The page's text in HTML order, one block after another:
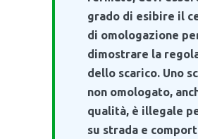
grado di esibire il
di omologazione
dimostrare la
dello scarico. Uno
non omologato,
qualità, è illegale
su strada e